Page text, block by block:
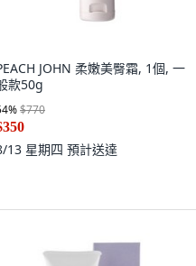
JOHN 柔嫩美臀霜, 1個, 一
款50g
%$770
13 星期四 預計送達